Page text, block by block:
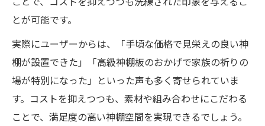
とが可能です。
実際にユーザーからは、「手頃な価格で見栄えの良い神
棚が設置できた」「高級神棚板のおかげで家族の祈りの
場が特別になった」といった声も多く寄せられていま
す。コストを抑えつつも、素材や組み合わせにこだわる
ことで、満足度の高い神棚空間を実現できるでしょう。